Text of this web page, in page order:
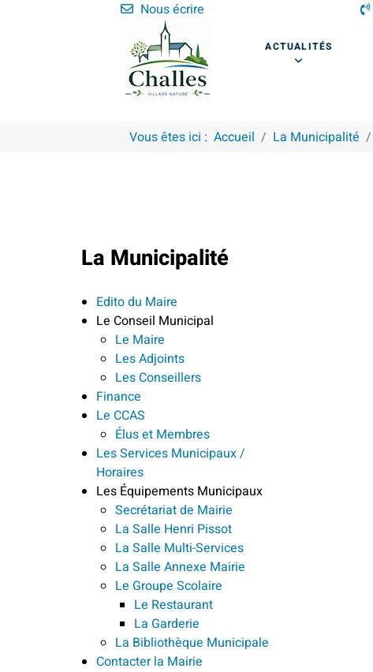
Nous écrire
ACTUALITÉS
Vous êtes ici : Accueil La Municipalité
La Municipalité
Edito du Maire
Le Conseil Municipal
Le Maire
Les Adjoints
Les Conseillers
Finance
Le CCAS
Élus et Membres
Les Services Municipaux /
Horaires
Les Équipements Municipaux
Secrétariat de Mairie
La Salle Henri Pissot
La Salle Multi-Services
La Salle Annexe Mairie
Le Groupe Scolaire
Le Restaurant
La Garderie
La Bibliothèque Municipale
Contacter la Mairie